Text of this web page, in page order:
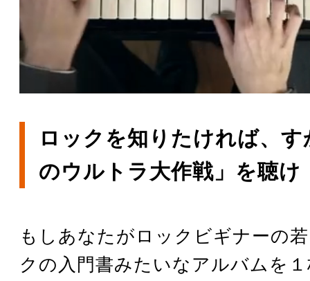
ロックを知りたければ、す
のウルトラ大作戦」を聴け
もしあなたがロックビギナーの
クの入門書みたいなアルバムを